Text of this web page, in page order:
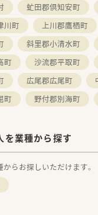
虻田郡倶知安町
川町 上川郡鷹栖町
斜里郡小清水町
町 沙流郡平取町
広尾郡広尾町
町 野付郡別海町
を業種から探す
らお探しいただけます。